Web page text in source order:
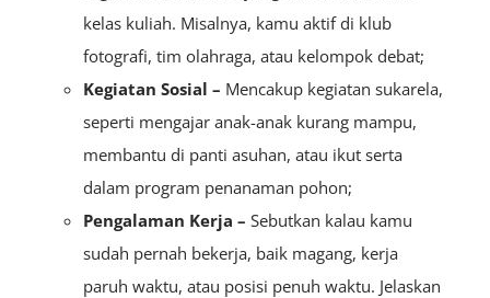
kelas kuliah. Misalnya, kamu aktif di klub
fotografi, tim olahraga, atau kelompok debat;
Kegiatan Sosial – Mencakup kegiatan sukarela,
seperti mengajar anak-anak kurang mampu,
membantu di panti asuhan, atau ikut serta
dalam program penanaman pohon;
Pengalaman Kerja – Sebutkan kalau kamu
sudah pernah bekerja, baik magang, kerja
paruh waktu, atau posisi penuh waktu. Jelaskan